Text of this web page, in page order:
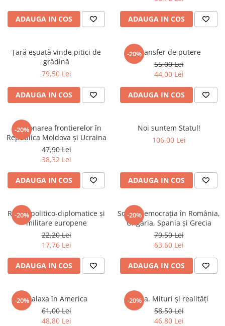
Manuale scolare/Cursuri
Poezie
Politică/Geopolitică
Psihologie
Spiritualitate/Ezoterism
Sport
Stiinte/Educatie
Noutăți
Cărți
Reviste
Evenimentul Istoric
Evenimentul istoric - editii
electronice
ADAUGA IN COS ADAUGA IN COS
Țară eșuată vinde pitici de
grădină
79,50 Lei
ADAUGA IN COS
-20%Transfer de putere
55,00 Lei
44,00 Lei
ADAUGA IN COS
-20%
Gestionarea frontierelor în
Republica Moldova și Ucraina
47,90 Lei
38,32 Lei
ADAUGA IN COS
Noi suntem Statul!
106,00 Lei
ADAUGA IN COS
-20%
Relații politico-diplomatice și
militare europene
22,20 Lei
17,76 Lei
ADAUGA IN COS
-20%
Social-democrația în România,
Ungaria, Spania și Grecia
79,50 Lei
63,60 Lei
ADAUGA IN COS
-20%Malaxa în America
61,00 Lei
48,80 Lei
-20%
Rusia. Mituri și realități
58,50 Lei
46,80 Lei